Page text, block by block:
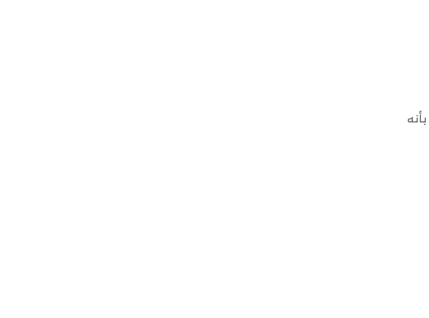
عام 1973»، منوهة بأنه